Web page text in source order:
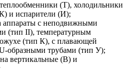
(Т), холодильники
и испарители (И);
аппараты с неподвижными
(тип II), температурным
(тип К), с плавающей
образными трубами (тип У);
вертикальные (В) и